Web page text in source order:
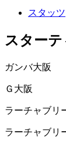
スタッツ
スター
ガンバ大阪
Ｇ大阪
ラーチャブリ
ラーチャブリ